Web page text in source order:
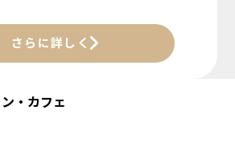
さらに詳しく
・カフェ